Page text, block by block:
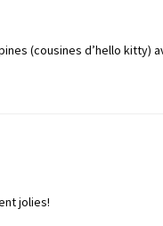
(cousines d’hello kitty)
jolies!